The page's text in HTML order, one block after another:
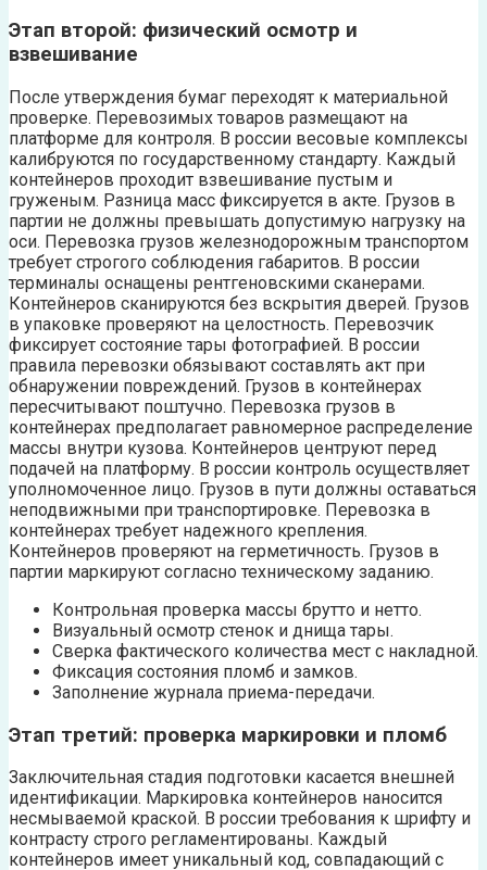
Этап второй: физический осмотр и
взвешивание
После утверждения бумаг переходят к материальной
проверке. Перевозимых товаров размещают на
платформе для контроля. В россии весовые комплексы
калибруются по государственному стандарту. Каждый
контейнеров проходит взвешивание пустым и
груженым. Разница масс фиксируется в акте. Грузов в
партии не должны превышать допустимую нагрузку на
оси. Перевозка грузов железнодорожным транспортом
требует строгого соблюдения габаритов. В россии
терминалы оснащены рентгеновскими сканерами.
Контейнеров сканируются без вскрытия дверей. Грузов
в упаковке проверяют на целостность. Перевозчик
фиксирует состояние тары фотографией. В россии
правила перевозки обязывают составлять акт при
обнаружении повреждений. Грузов в контейнерах
пересчитывают поштучно. Перевозка грузов в
контейнерах предполагает равномерное распределение
массы внутри кузова. Контейнеров центруют перед
подачей на платформу. В россии контроль осуществляет
уполномоченное лицо. Грузов в пути должны оставаться
неподвижными при транспортировке. Перевозка в
контейнерах требует надежного крепления.
Контейнеров проверяют на герметичность. Грузов в
партии маркируют согласно техническому заданию.
Контрольная проверка массы брутто и нетто.
Визуальный осмотр стенок и днища тары.
Сверка фактического количества мест с накладной.
Фиксация состояния пломб и замков.
Заполнение журнала приема-передачи.
Этап третий: проверка маркировки и пломб
Заключительная стадия подготовки касается внешней
идентификации. Маркировка контейнеров наносится
несмываемой краской. В россии требования к шрифту и
контрасту строго регламентированы. Каждый
контейнеров имеет уникальный код, совпадающий с